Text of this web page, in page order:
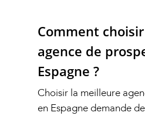
Comment
agence de
Espagne ?
Choisir la meilleure
en Espagne demande